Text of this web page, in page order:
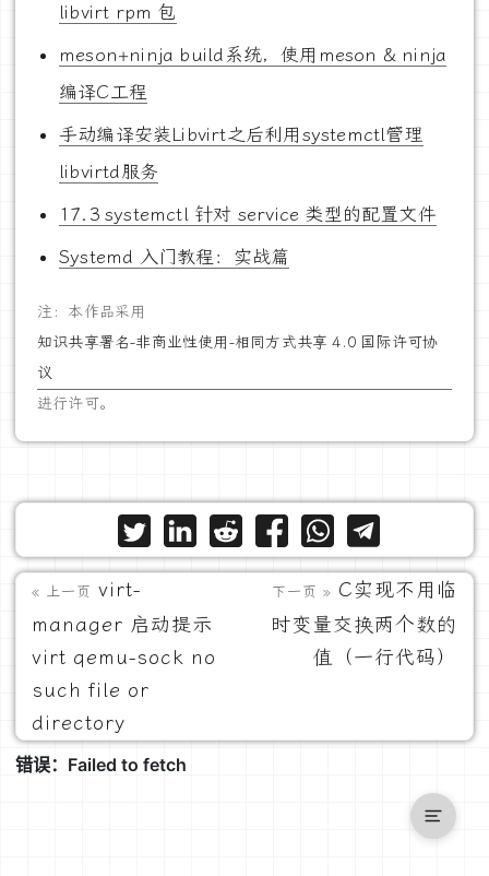
libvirt rpm 包
meson+ninja build系统，使用meson & ninja
编译C工程
手动编译安装Libvirt之后利用systemctl管理
libvirtd服务
17.3 systemctl 针对 service 类型的配置文件
Systemd 入门教程：实战篇
注：本作品采用
知识共享署名-非商业性使用-相同方式共享 4.0 国际许可协
议
进行许可。
« 上一页 virt-
manager 启动提示
virt qemu-sock no
such file or
directory
下一页 » C实现不用临
时变量交换两个数的
值（一行代码）